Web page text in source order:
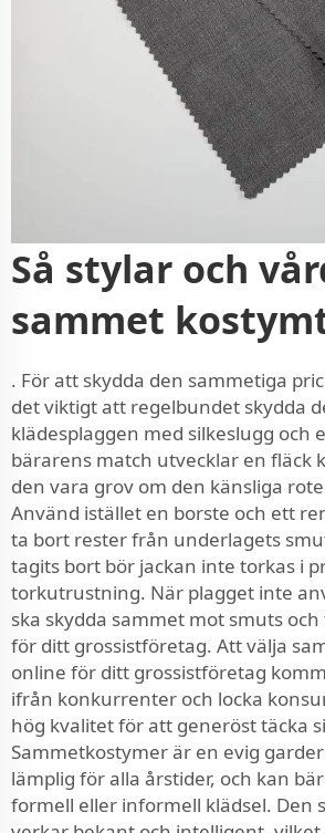
Så stylar och
sammet
. För att skydda den sammetiga
det viktigt att regelbundet skydda
klädesplaggen med silkeslugg och
bärarens match utvecklar en fläck
den vara grov om den känsliga
Använd istället en borste och ett
ta bort rester från underlagets
tagits bort bör jackan inte torkas i
torkutrustning. När plagget inte
ska skydda sammet mot smuts
för ditt grossistföretag. Att välja
online för ditt grossistföretag
ifrån konkurrenter och locka
hög kvalitet för att generöst täcka
Sammetkostymer är en evig
lämplig för alla årstider, och kan
formell eller informell klädsel. Den